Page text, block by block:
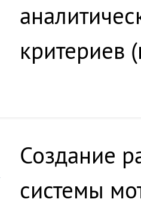
критериев
Создание
системы